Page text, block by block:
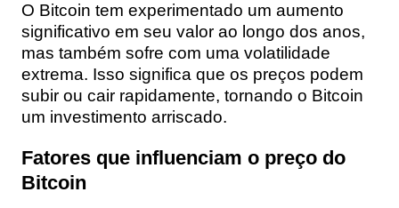
O Bitcoin tem experimentado um aumento
significativo em seu valor ao longo dos anos,
mas também sofre com uma volatilidade
extrema. Isso significa que os preços podem
subir ou cair rapidamente, tornando o Bitcoin
um investimento arriscado.
Fatores que influenciam o preço do
Bitcoin